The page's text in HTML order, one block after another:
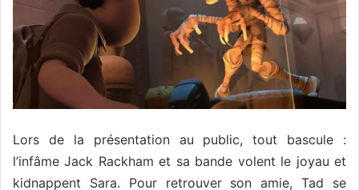
Lors de la présentation au public, tout bascule :
l’infâme Jack Rackham et sa bande volent le joyau et
kidnappent Sara. Pour retrouver son amie, Tad se